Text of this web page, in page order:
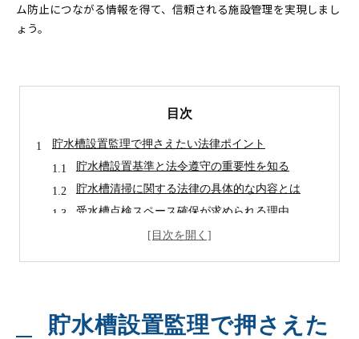
ム防止につながる情報を得て、信頼される施設管理を実現しまし
ょう。
目次
貯水槽設置監理で押さえたい法律ポイント
貯水槽設置基準と法令遵守の重要性を知る
貯水槽清掃に関する法律の具体的な内容とは
受水槽点検スペース確保が求められる理由
貯水槽の管理義務とその範囲を正確に理解する
貯水槽清掃・水質検査の頻度と実施方法とは
貯水槽設置監理で押さえた